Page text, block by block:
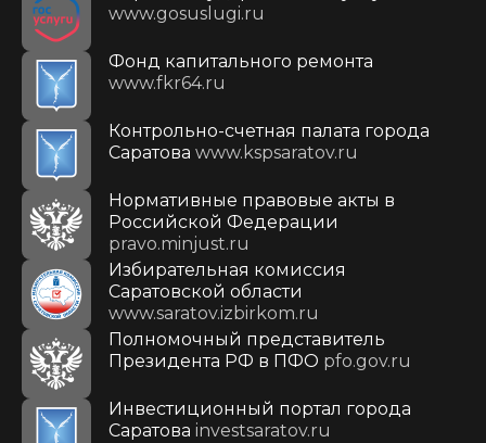
www.gosuslugi.ru
Фонд капитального ремонта
www.fkr64.ru
Контрольно-счетная палата города
Саратова www.kspsaratov.ru
Нормативные правовые акты в
Российской Федерации
pravo.minjust.ru
Избирательная комиссия
Саратовской области
www.saratov.izbirkom.ru
Полномочный представитель
Президента РФ в ПФО pfo.gov.ru
Инвестиционный портал города
Саратова investsaratov.ru